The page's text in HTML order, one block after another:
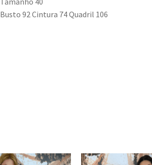
Busto 92 Cintura 74 Quadril 106